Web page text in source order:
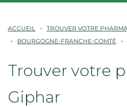
ACCUEIL
TROUVER VOTRE
BOURGOGNE-FRANCHE-COMTÉ
Trouver votre
Giphar